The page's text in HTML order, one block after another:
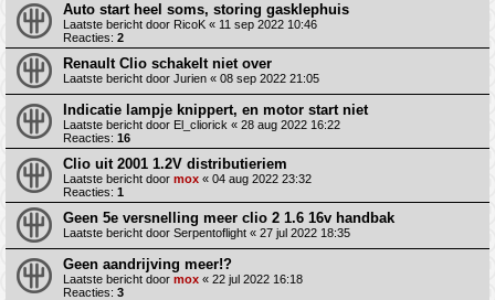
Auto start heel soms, storing gasklephuis
Laatste bericht door RicoK « 11 sep 2022 10:46
Reacties: 2
Renault Clio schakelt niet over
Laatste bericht door Jurien « 08 sep 2022 21:05
Indicatie lampje knippert, en motor start niet
Laatste bericht door El_cliorick « 28 aug 2022 16:22
Reacties: 16
Clio uit 2001 1.2V distributieriem
Laatste bericht door mox « 04 aug 2022 23:32
Reacties: 1
Geen 5e versnelling meer clio 2 1.6 16v handbak
Laatste bericht door Serpentoflight « 27 jul 2022 18:35
Geen aandrijving meer!?
Laatste bericht door mox « 22 jul 2022 16:18
Reacties: 3